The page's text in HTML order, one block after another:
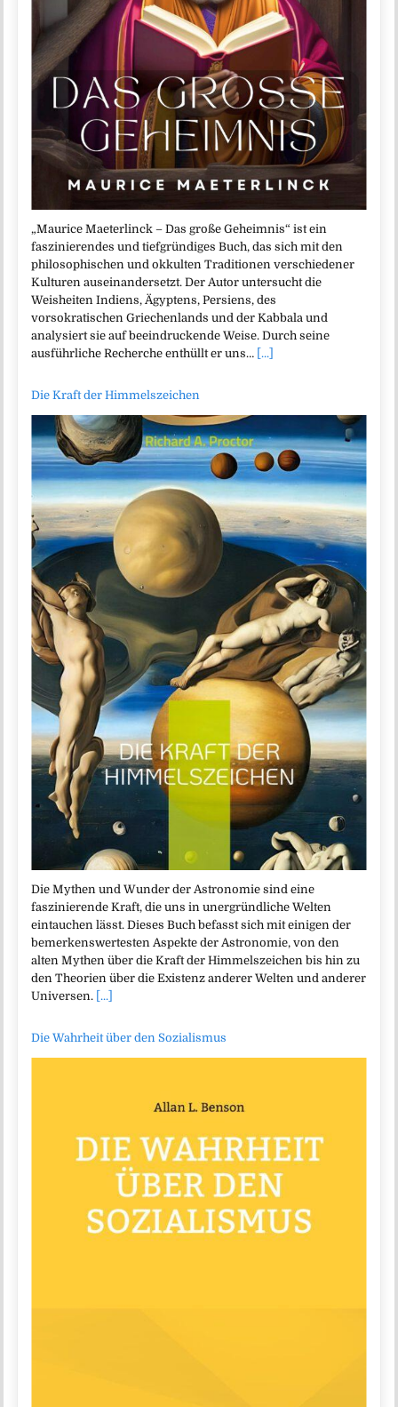
„Maurice Maeterlinck – Das große Geheimnis“ ist ein
faszinierendes und tiefgründiges Buch, das sich mit den
philosophischen und okkulten Traditionen verschiedener
Kulturen auseinandersetzt. Der Autor untersucht die
Weisheiten Indiens, Ägyptens, Persiens, des
vorsokratischen Griechenlands und der Kabbala und
analysiert sie auf beeindruckende Weise. Durch seine
ausführliche Recherche enthüllt er uns… [...]
Die Kraft der Himmelszeichen
Die Mythen und Wunder der Astronomie sind eine
faszinierende Kraft, die uns in unergründliche Welten
eintauchen lässt. Dieses Buch befasst sich mit einigen der
bemerkenswertesten Aspekte der Astronomie, von den
alten Mythen über die Kraft der Himmelszeichen bis hin zu
den Theorien über die Existenz anderer Welten und anderer
Universen. [...]
Die Wahrheit über den Sozialismus